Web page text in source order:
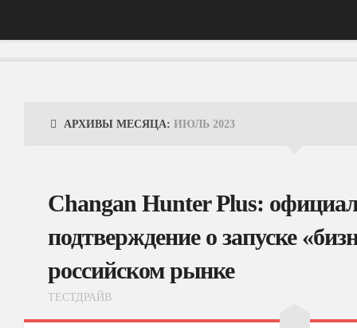
ВидеоОбзоры
Эксплуатация
АРХИВЫ МЕСЯЦА: ИЮЛЬ 2023
Changan Hunter Plus:
подтверждение о запуске
российском рынке
ТЕСТДРАЙВ